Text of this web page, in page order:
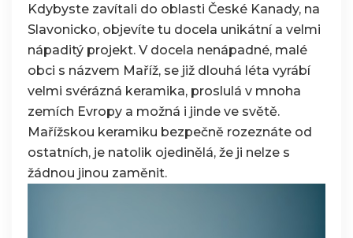
Otevíráme
keramickou
dílnu
Kdybyste zavítali do oblasti České Kanady, na
Slavonicko, objevíte tu docela unikátní a velmi
nápaditý projekt. V docela nenápadné, malé
obci s názvem Maříž, se již dlouhá léta vyrábí
velmi svérázná keramika, proslulá v mnoha
zemích Evropy a možná i jinde ve světě.
Mařížskou keramiku bezpečně rozeznáte od
ostatních, je natolik ojedinělá, že ji nelze s
žádnou jinou zaměnit.